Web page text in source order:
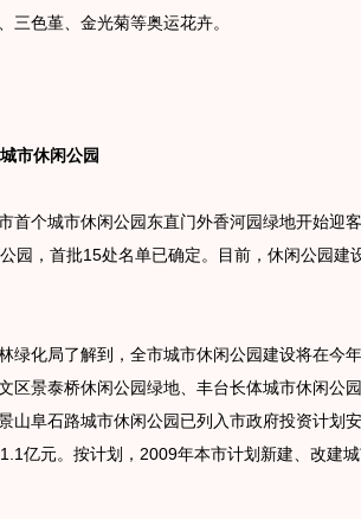
三色堇、金光菊等奥运花卉。
市休闲公园
城市休闲公园东直门外香河园绿地开始迎
园，首批15处名单已确定。目前，休闲公园建
化局了解到，全市城市休闲公园建设将在今
区景泰桥休闲公园绿地、丰台长体城市休闲公
山阜石路城市休闲公园已列入市政府投资计划
亿元。按计划，2009年本市计划新建、改建